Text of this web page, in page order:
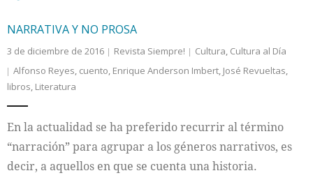
NARRATIVA Y NO PROSA
3 de diciembre de 2016 Revista Siempre! Cultura, Cultura al Día
Alfonso Reyes, cuento, Enrique Anderson Imbert, José Revueltas,
libros, Literatura
En la actualidad se ha preferido recurrir al término
“narración” para agrupar a los géneros narrativos, es
decir, a aquellos en que se cuenta una historia.